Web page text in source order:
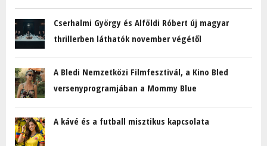
Cserhalmi György és Alföldi Róbert új magyar
thrillerben láthatók november végétől
A Bledi Nemzetközi Filmfesztivál, a Kino Bled
versenyprogramjában a Mommy Blue
A kávé és a futball misztikus kapcsolata